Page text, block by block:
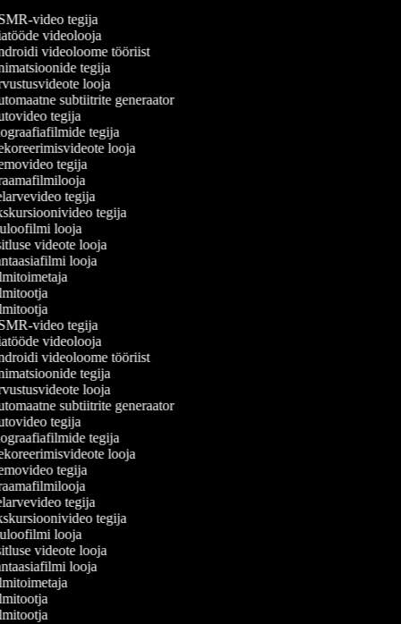
video tegija
videolooja
videoloome tööriist
tegija
looja
subtiitrite generaator
tegija
tegija
looja
tegija
tegija
tegija
looja
videote looja
looja
video tegija
videolooja
videoloome tööriist
tegija
looja
subtiitrite generaator
tegija
tegija
looja
tegija
tegija
tegija
looja
videote looja
looja